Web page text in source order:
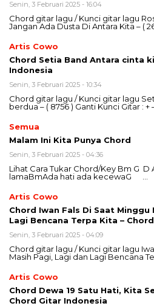
Senin, 3 Februari 2025 - 16:04
Chord gitar lagu / Kunci gitar lagu
Jangan Ada Dusta Di Antara Kita – (
Artis Cowo
Chord Setia Band Antara cinta
Indonesia
Senin, 3 Februari 2025 - 10:34
Chord gitar lagu / Kunci gitar lagu
berdua – ( 8756 ) Ganti Kunci Gitar : +
Semua
Malam Ini Kita Punya Chord
Senin, 3 Februari 2025 - 04:36
Lihat Cara Tukar Chord/Key Bm
lamaBmAda hati ada kecewaG …
Artis Cowo
Chord Iwan Fals Di Saat Minggu
Lagi Bencana Terpa Kita –
Senin, 3 Februari 2025 - 04:09
Chord gitar lagu / Kunci gitar lagu
Masih Pagi, Lagi dan Lagi Bencana
Artis Cowo
Chord Dewa 19 Satu Hati, Kita
Chord Gitar Indonesia